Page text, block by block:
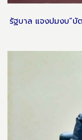
รัฐบาล แจงปมงบ”บั